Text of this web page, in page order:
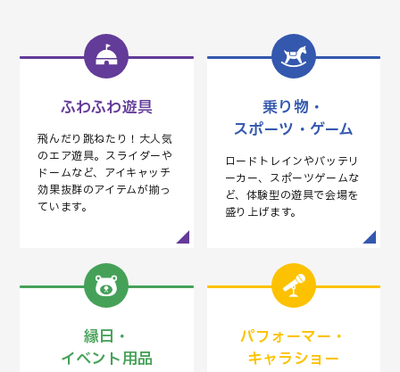
ふわふわ遊具
飛んだり跳ねたり！大人気
のエア遊具。スライダーや
ドームなど、アイキャッチ
効果抜群のアイテムが揃っ
ています。
乗り物・
スポーツ・ゲーム
ロードトレインやバッテリ
ーカー、スポーツゲームな
ど、体験型の遊具で会場を
盛り上げます。
縁日・
イベント用品
パフォーマー・
キャラショー